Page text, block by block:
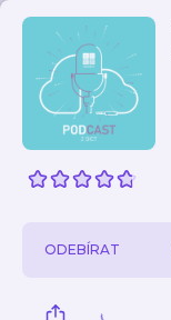
ODEBÍRAT